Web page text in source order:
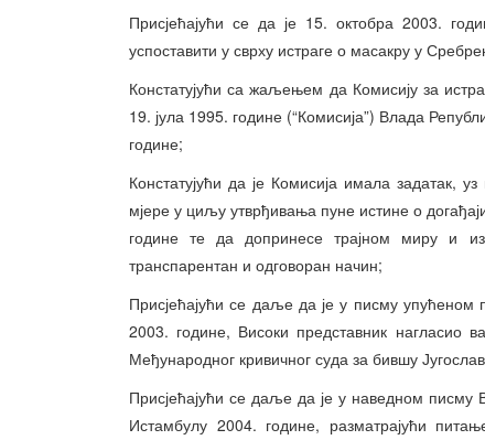
Присјећајући се да је 15. октобра 2003.
успоставити у сврху истраге о масакру у
Констатујући са жаљењем да Комисију за
19. јула 1995. године (“Комисија”) Влада
године;
Констатујући да је Комисија имала задатак,
мјере у циљу утврђивања пуне истине о
године те да допринесе трајном миру и
транспарентан и одговоран начин;
Присјећајући се даље да је у писму
2003. године, Високи представник нагласио
Међународног кривичног суда за бившу
Присјећајући се даље да је у наведном
Истамбулу 2004. године, разматрајући